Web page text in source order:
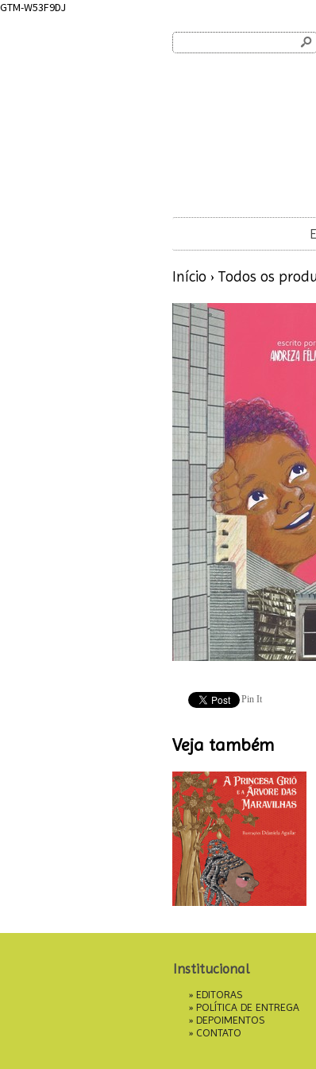
GTM-W53F9DJ
s
Início › Todos os
Pin It
Veja também
Institucional
» EDITORAS
» POLÍTICA DE ENTREGA
» DEPOIMENTOS
» CONTATO